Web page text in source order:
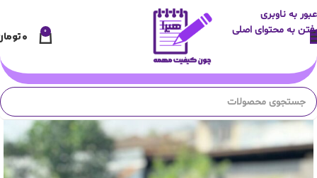
عبور به ناوبری
رفتن به محتوای اصلی
0 ۰